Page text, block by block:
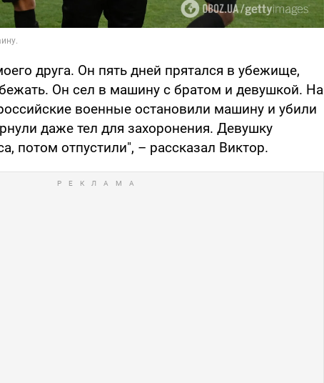
друга. Он пять дней прятался в убежище,
Он сел в машину с братом и девушкой. На
военные остановили машину и убили
даже тел для захоронения. Девушку
потом отпустили", – рассказал Виктор.